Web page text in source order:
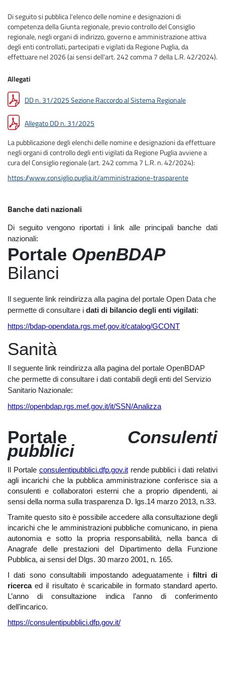
Di seguito si pubblica l'elenco delle nomine e designazioni di
competenza della Giunta regionale, previo controllo del Consiglio
regionale, negli organi di indirizzo, governo e amministrazione attiva
degli enti controllati, partecipati e vigilati da Regione Puglia, da
effettuare nel 2026 (ai sensi dell'art. 242 comma 7 della L.R. 42/2024).
Allegati
DD n. 31/2025 Sezione Raccordo al Sistema Regionale
Allegato DD n. 31/2025
La pubblicazione degli elenchi delle nomine e designazioni da effettuare
negli organi di controllo degli enti vigilati da Regione Puglia avviene a
cura del Consiglio regionale (art. 242 comma 7 L.R. n. 42/2024):
https://www.consiglio.puglia.it/amministrazione-trasparente
Banche dati nazionali
Di seguito vengono riportati i link alle principali banche dati
nazionali:
Portale OpenBDAP
Bilanci
Il seguente link reindirizza alla pagina del portale Open Data che
permette di consultare i dati di bilancio degli enti vigilati:
https://bdap-opendata.rgs.mef.gov.it/catalog/GCONT
Sanità
Il seguente link reindirizza alla pagina del portale OpenBDAP
che permette di consultare i dati contabili degli enti del Servizio
Sanitario Nazionale:
https://openbdap.rgs.mef.gov.it/it/SSN/Analizza
Portale Consulenti
pubblici
Il Portale consulentipubblici.dfp.gov.itrende pubblici i dati relativi
agli incarichi che la pubblica amministrazione conferisce sia a
consulenti e collaboratori esterni che a proprio dipendenti, ai
sensi della norma sulla trasparenza D. lgs.14 marzo 2013, n.33.
Tramite questo sito è possibile accedere alla consultazione degli
incarichi che le amministrazioni pubbliche comunicano, in piena
autonomia e sotto la propria responsabilità, nella banca di
Anagrafe delle prestazioni del Dipartimento della Funzione
Pubblica, ai sensi del Dlgs. 30 marzo 2001, n. 165.
I dati sono consultabili impostando adeguatamente i filtri di
ricercaed il risultato è scaricabile in formato standard aperto.
L’anno di consultazione indica l’anno di conferimento
dell’incarico.
https://consulentipubblici.dfp.gov.it/